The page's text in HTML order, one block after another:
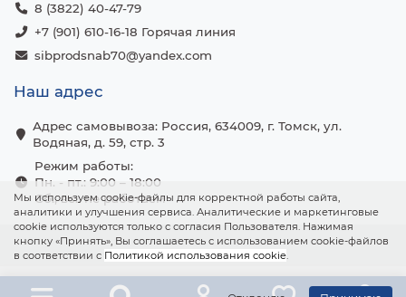
Мы используем cookie-файлы для корректной работы сайта,
аналитики и улучшения сервиса. Аналитические и маркетинговые
cookie используются только с согласия Пользователя. Нажимая
кнопку «Принять», Вы соглашаетесь с использованием cookie-файлов
в соответствии с Политикой использования cookie.
8 (3822) 40-47-79
+7 (901) 610-16-18 Горячая линия
sibprodsnab70@yandex.com
Наш адрес
Адрес самовывоза: Россия, 634009, г. Томск, ул.
Водяная, д. 59, стр. 3
Режим работы:
Пн. - пт.: 9:00 – 18:00
Сб., вс.: не работаем